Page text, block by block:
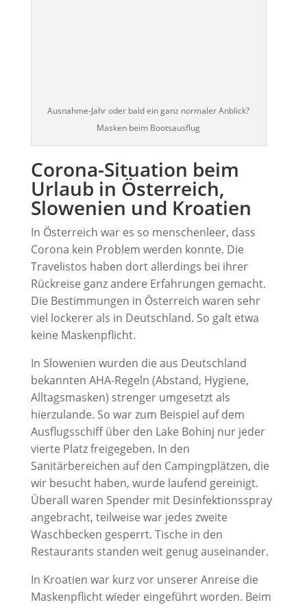
Ausnahme-Jahr oder bald ein ganz normaler Anblick?
Masken beim Bootsausflug
Corona-Situation beim
Urlaub in Österreich,
Slowenien und Kroatien
In Österreich war es so menschenleer, dass
Corona kein Problem werden konnte. Die
Travelistos haben dort allerdings bei ihrer
Rückreise ganz andere Erfahrungen gemacht.
Die Bestimmungen in Österreich waren sehr
viel lockerer als in Deutschland. So galt etwa
keine Maskenpflicht.
In Slowenien wurden die aus Deutschland
bekannten AHA-Regeln (Abstand, Hygiene,
Alltagsmasken) strenger umgesetzt als
hierzulande. So war zum Beispiel auf dem
Ausflugsschiff über den Lake Bohinj nur jeder
vierte Platz freigegeben. In den
Sanitärbereichen auf den Campingplätzen, die
wir besucht haben, wurde laufend gereinigt.
Überall waren Spender mit Desinfektionsspray
angebracht, teilweise war jedes zweite
Waschbecken gesperrt. Tische in den
Restaurants standen weit genug auseinander.
In Kroatien war kurz vor unserer Anreise die
Maskenpflicht wieder eingeführt worden. Beim